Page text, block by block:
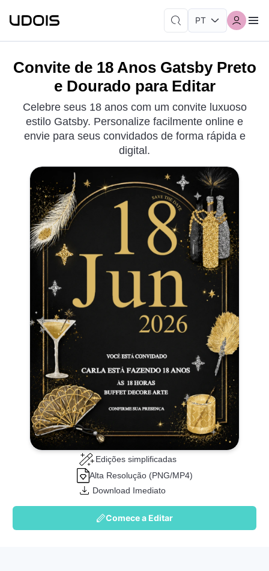
Convite de 18 Anos Gatsby Preto
e Dourado para Editar
Celebre seus 18 anos com um convite luxuoso
estilo Gatsby. Personalize facilmente online e
envie para seus convidados de forma rápida e
digital.
Edições simplificadas
Alta Resolução (PNG/MP4)
Download Imediato
Comece a Editar